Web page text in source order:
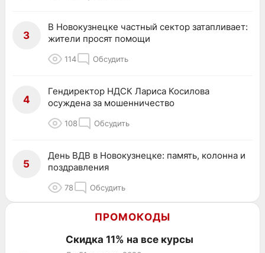
3
В Новокузнецке частный сектор затапливает:
жители просят помощи
114 Обсудить
4
Гендиректор НДСК Лариса Косилова
осуждена за мошенничество
108 Обсудить
5
День ВДВ в Новокузнецке: память, колонна и
поздравления
78 Обсудить
ПРОМОКОДЫ
Скидка 11% на все курсы